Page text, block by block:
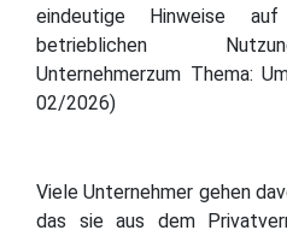
eindeutige Hinweise
betrieblichen
Unternehmerzum Thema:
02/2026)
Viele Unternehmer gehen
das sie aus dem